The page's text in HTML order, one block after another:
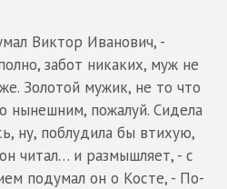
Виктор Иванович, -
забот никаких, муж не
Золотой мужик, не то что
нынешним, пожалуй. Сидела
ну, поблудила бы втихую,
читал… и размышляет, - с
подумал он о Косте, - По-